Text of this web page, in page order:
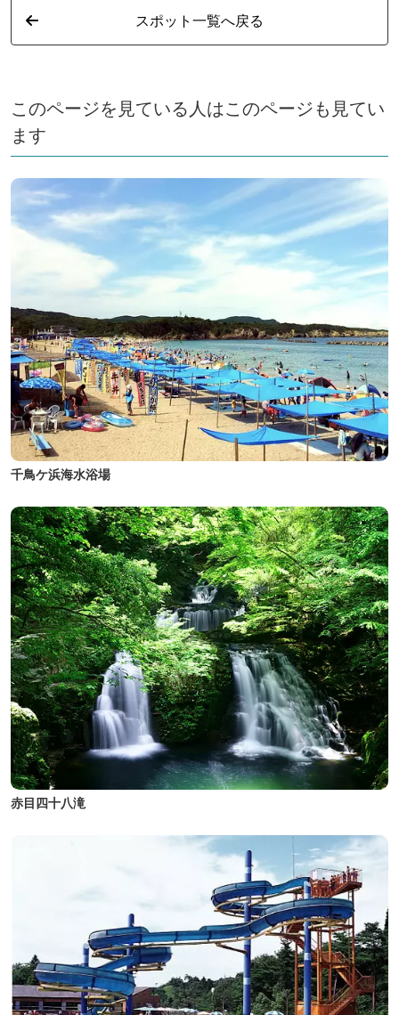
スポット一覧へ戻る
このページを見ている人はこのページも見てい
ます
千鳥ケ浜海水浴場
赤目四十八滝